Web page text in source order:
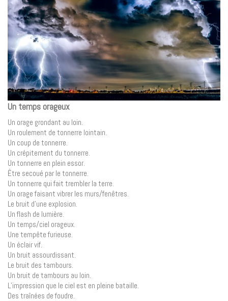
Un temps orageux
Un orage grondant au loin.
Un roulement de tonnerre lointain.
Un coup de tonnerre.
Un crépitement du tonnerre.
Un tonnerre en plein essor.
Être secoué par le tonnerre.
Un tonnerre qui fait trembler la terre.
Un orage faisant vibrer les murs/fenêtres.
Le bruit d’une explosion.
Un flash de lumière.
Un temps/ciel orageux.
Une tempête furieuse.
Un éclair vif.
Un bruit assourdissant.
Le bruit des tambours.
Un bruit de tambours au loin.
L’impression que le ciel est en pleine bataille.
Des traînées de foudre.